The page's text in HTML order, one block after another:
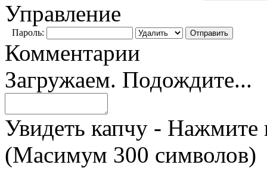
Управление
Пароль:
Комментарии
Загружаем. Подождите...
Увидеть капчу - Нажмите
(Масимум 300 символов)